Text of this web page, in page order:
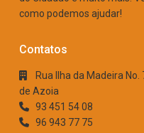
como podemos ajudar!
Contatos
Rua Ilha da Madeira
de Azoia
93 451 54 08
96 943 77 75